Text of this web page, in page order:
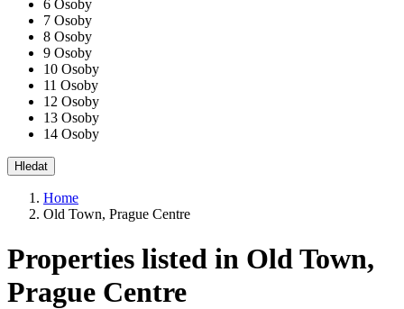
6 Osoby
7 Osoby
8 Osoby
9 Osoby
10 Osoby
11 Osoby
12 Osoby
13 Osoby
14 Osoby
Home
Old Town, Prague Centre
Properties listed in Old Town,
Prague Centre